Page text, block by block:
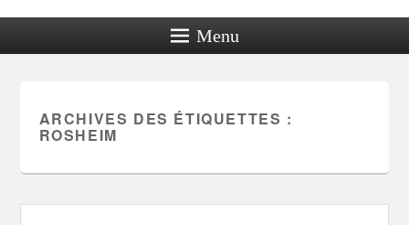
Menu
ARCHIVES DES ÉTIQUETTES :
ROSHEIM